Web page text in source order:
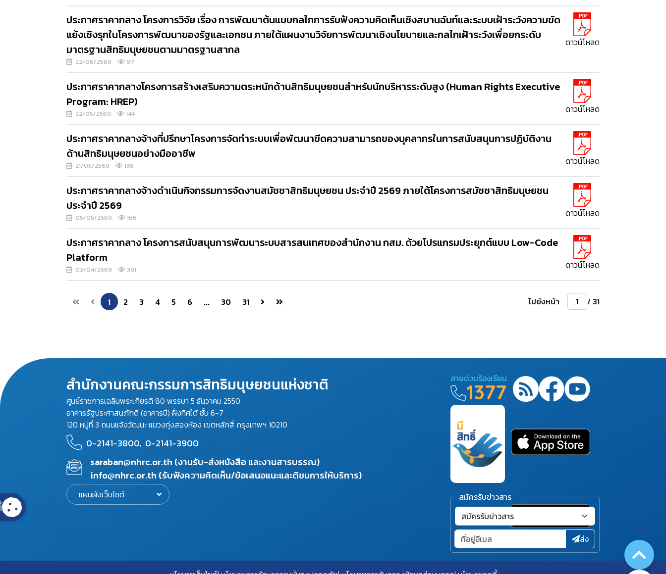
ประกาศราคากลาง โครงการวิจัย เรื่อง การพัฒนาต้นแบบกลไกการรับฟังความคิดเห็นเชิงสมานฉันท์และระบบเฝ้าระวังความขัด
แย้งเชิงรุกในโครงการพัฒนาของรัฐและเอกชน ภายใต้แผนงานวิจัยการพัฒนาเชิงนโยบายและกลไกเฝ้าระวังเพื่อยกระดับ
มาตรฐานสิทธิมนุษยชนตามมาตรฐานสากล
22/06/2569 97
ดาวน์โหลด
ประกาศราคากลางโครงการสร้างเสริมความตระหนักด้านสิทธิมนุษยชนสำหรับนักบริหารระดับสูง (Human Rights Executive
Program: HREP)
22/05/2569 144 ดาวน์โหลด
ประกาศราคากลางจ้างที่ปรึกษาโครงการจัดทำระบบเพื่อพัฒนาขีดความสามารถของบุคลากรในการสนับสนุนการปฏิบัติงาน
ด้านสิทธิมนุษยชนอย่างมืออาชีพ
21/05/2569 136 ดาวน์โหลด
ประกาศราคากลางจ้างดำเนินกิจกรรมการจัดงานสมัชชาสิทธิมนุษยชน ประจำปี 2569 ภายใต้โครงการสมัชชาสิทธิมนุษยชน
ประจำปี 2569
05/05/2569 166 ดาวน์โหลด
ประกาศราคากลาง โครงการสนับสนุนการพัฒนาระบบสารสนเทศของสำนักงาน กสม. ด้วยโปรแกรมประยุกต์แบบ Low-Code
Platform
03/04/2569 381 ดาวน์โหลด
1 2 3 4 5 6 ... 30 31 ไปยังหน้า / 31
สำนักงานคณะกรรมการสิทธิมนุษยชนแห่งชาติ
ศูนย์ราชการเฉลิมพระเกียรติ 80 พรรษา 5 ธันวาคม 2550
อาคารรัฐประศาสนภักดี (อาคารบี) ฝั่งทิศใต้ ชั้น 6-7
120 หมู่ที่ 3 ถนนแจ้งวัฒนะ แขวงทุ่งสองห้อง เขตหลักสี่ กรุงเทพฯ 10210
0-2141-3800, 0-2141-3900
saraban@nhrc.or.th (งานรับ-ส่งหนังสือ และงานสารบรรณ)
info@nhrc.or.th (รับฟังความคิดเห็น/ข้อเสนอแนะและติชมการให้บริการ)
แผนผังเว็บไซต์
สายด่วนร้องเรียน
1377
สมัครรับข่าวสาร
ส่ง